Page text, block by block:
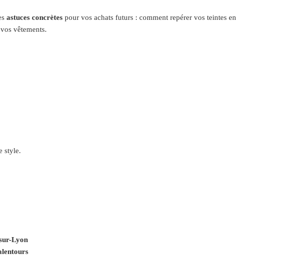
astuces concrètes pour vos achats futurs : comment repérer vos teintes en
vêtements.
style.
Lyon